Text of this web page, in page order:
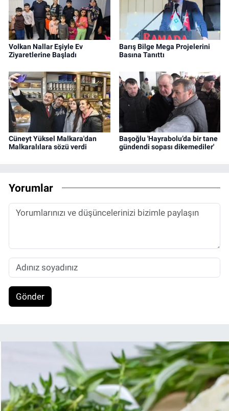
Volkan Nallar Eşiyle Ev
Ziyaretlerine Başladı
Barış Bilge Mega Projelerini
Basına Tanıttı
Cüneyt Yüksel Malkara'dan
Malkaralılara sözü verdi
Başoğlu 'Hayrabolu’da bir tane
gündendi sopası dikemediler'
Yorumlar
Gönder